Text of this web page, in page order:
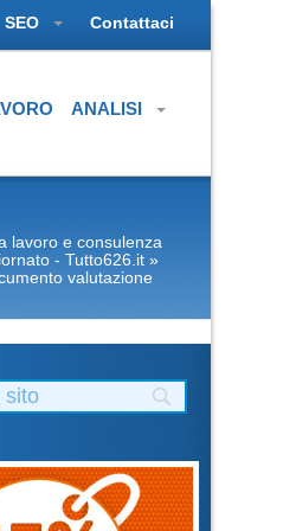
SEO Contattaci
ANALISI
lavoro e consulenza
- Tutto626.it »
valutazione